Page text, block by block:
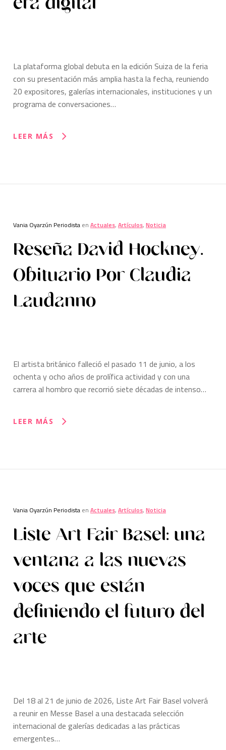
La plataforma global debuta en la edición Suiza de la feria
con su presentación más amplia hasta la fecha, reuniendo
20 expositores, galerías internacionales, instituciones y un
programa de conversaciones…
LEER MÁS
Vania Oyarzún Periodista en Actuales, Artículos, Noticia
Reseña David Hockney.
Obituario Por Claudia
Laudanno
El artista británico falleció el pasado 11 de junio, a los
ochenta y ocho años de prolífica actividad y con una
carrera al hombro que recorrió siete décadas de intenso…
LEER MÁS
Vania Oyarzún Periodista en Actuales, Artículos, Noticia
Liste Art Fair Basel: una
ventana a las nuevas
voces que están
definiendo el futuro del
arte
Del 18 al 21 de junio de 2026, Liste Art Fair Basel volverá
a reunir en Messe Basel a una destacada selección
internacional de galerías dedicadas a las prácticas
emergentes…